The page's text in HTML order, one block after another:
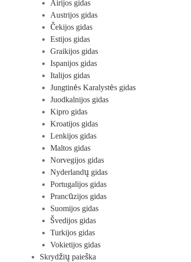
Airijos gidas
Austrijos gidas
Čekijos gidas
Estijos gidas
Graikijos gidas
Ispanijos gidas
Italijos gidas
Jungtinės Karalystės gidas
Juodkalnijos gidas
Kipro gidas
Kroatijos gidas
Lenkijos gidas
Maltos gidas
Norvegijos gidas
Nyderlandų gidas
Portugalijos gidas
Prancūzijos gidas
Suomijos gidas
Švedijos gidas
Turkijos gidas
Vokietijos gidas
Skrydžių paieška